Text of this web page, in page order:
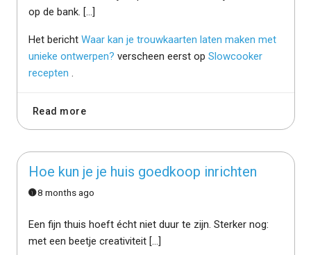
op de bank. […]
Het bericht Waar kan je trouwkaarten laten maken met
unieke ontwerpen? verscheen eerst op Slowcooker
recepten
Read more
Hoe kun je je huis goedkoop inrichten
8 months ago
Een fijn thuis hoeft écht niet duur te zijn. Sterker nog:
met een beetje creativiteit […]